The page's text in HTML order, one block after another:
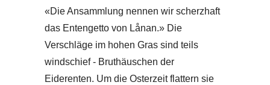
«Die Ansammlung nennen wir scherzhaft
das Entengetto von Lånan.» Die
Verschläge im hohen Gras sind teils
windschief - Bruthäuschen der
Eiderenten. Um die Osterzeit flattern sie